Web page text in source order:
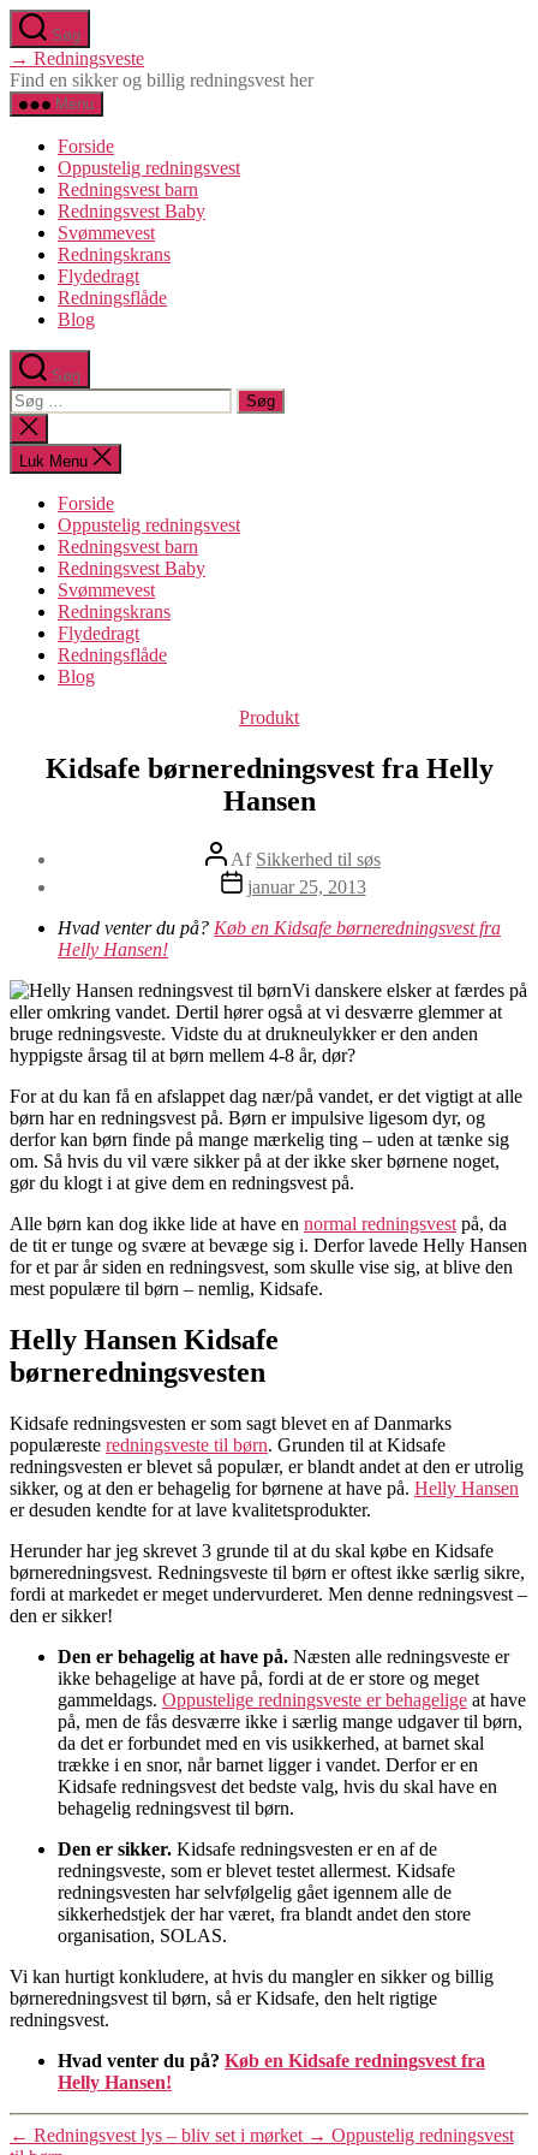
Spring
til
indholdet
Søg
→ Redningsveste
Find en sikker og billig redningsvest her
Menu
Forside
Oppustelig redningsvest
Redningsvest barn
Redningsvest Baby
Svømmevest
Redningskrans
Flydedragt
Redningsflåde
Blog
Søg
Søg
efter:
Luk
søgning
Luk Menu
Forside
Oppustelig redningsvest
Redningsvest barn
Redningsvest Baby
Svømmevest
Redningskrans
Flydedragt
Redningsflåde
Blog
Kategorier
Produkt
Kidsafe børneredningsvest fra Helly
Hansen
Indlægsforfatter
Af Sikkerhed til søs
Indlægsdato
januar 25, 2013
Hvad venter du på? Køb en Kidsafe børneredningsvest fra
Helly Hansen!
Vi danskere elsker at færdes på
eller omkring vandet. Dertil hører også at vi desværre glemmer at
bruge redningsveste. Vidste du at drukneulykker er den anden
hyppigste årsag til at børn mellem 4-8 år, dør?
For at du kan få en afslappet dag nær/på vandet, er det vigtigt at alle
børn har en redningsvest på. Børn er impulsive ligesom dyr, og
derfor kan børn finde på mange mærkelig ting – uden at tænke sig
om. Så hvis du vil være sikker på at der ikke sker børnene noget,
gør du klogt i at give dem en redningsvest på.
Alle børn kan dog ikke lide at have en normal redningsvest på, da
de tit er tunge og svære at bevæge sig i. Derfor lavede Helly Hansen
for et par år siden en redningsvest, som skulle vise sig, at blive den
mest populære til børn – nemlig, Kidsafe.
Helly Hansen Kidsafe
børneredningsvesten
Kidsafe redningsvesten er som sagt blevet en af Danmarks
populæreste redningsveste til børn. Grunden til at Kidsafe
redningsvesten er blevet så populær, er blandt andet at den er utrolig
sikker, og at den er behagelig for børnene at have på. Helly Hansen
er desuden kendte for at lave kvalitetsprodukter.
Herunder har jeg skrevet 3 grunde til at du skal købe en Kidsafe
børneredningsvest. Redningsveste til børn er oftest ikke særlig sikre,
fordi at markedet er meget undervurderet. Men denne redningsvest –
den er sikker!
Den er behagelig at have på. Næsten alle redningsveste er
ikke behagelige at have på, fordi at de er store og meget
gammeldags. Oppustelige redningsveste er behagelige at have
på, men de fås desværre ikke i særlig mange udgaver til børn,
da det er forbundet med en vis usikkerhed, at barnet skal
trække i en snor, når barnet ligger i vandet. Derfor er en
Kidsafe redningsvest det bedste valg, hvis du skal have en
behagelig redningsvest til børn.
Den er sikker. Kidsafe redningsvesten er en af de
redningsveste, som er blevet testet allermest. Kidsafe
redningsvesten har selvfølgelig gået igennem alle de
sikkerhedstjek der har været, fra blandt andet den store
organisation, SOLAS.
Vi kan hurtigt konkludere, at hvis du mangler en sikker og billig
børneredningsvest til børn, så er Kidsafe, den helt rigtige
redningsvest.
Hvad venter du på? Køb en Kidsafe redningsvest fra
Helly Hansen!
← Redningsvest lys – bliv set i mørket → Oppustelig redningsvest